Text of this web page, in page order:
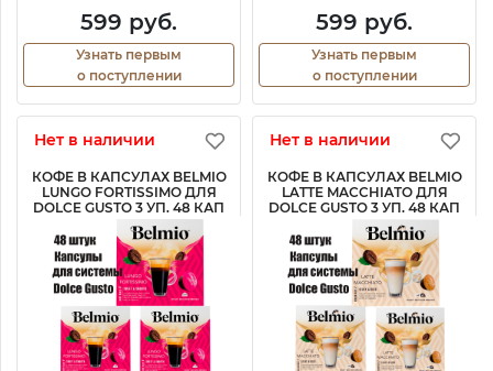
599 руб.
Узнать первым
о поступлении
599 руб.
Узнать первым
о поступлении
Нет в наличии
КОФЕ В КАПСУЛАХ BELMIO
LUNGO FORTISSIMO ДЛЯ
DOLCE GUSTO 3 УП. 48 КАП
Нет в наличии
КОФЕ В КАПСУЛАХ BELMIO
LATTE MACCHIATO ДЛЯ
DOLCE GUSTO 3 УП. 48 КАП